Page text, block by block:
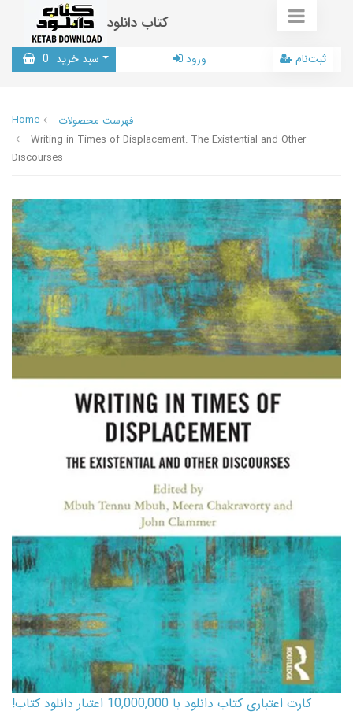
کتاب دانلود
سبد خرید 0 ورود ثبت‌نام
Home
فهرست محصولات
Writing in Times of Displacement: The Existential and Other
Discourses
کارت اعتباری کتاب دانلود با 10,000,000 اعتبار دانلود کتاب!